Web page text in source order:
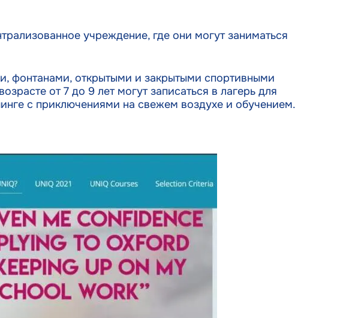
учреждение, где они могут заниматься
фонтанами, открытыми и закрытыми спортивными
от 7 до 9 лет могут записаться в лагерь для
с приключениями на свежем воздухе и обучением.